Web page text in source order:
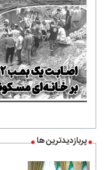
پربازدیدترین ها